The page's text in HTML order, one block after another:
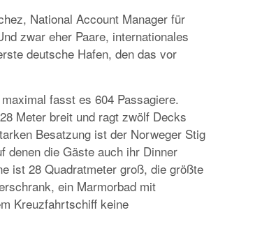
National Account Manager für
zwar eher Paare, internationales
deutsche Hafen, den das vor
fasst es 604 Passagiere.
Meter breit und ragt zwölf Decks
Besatzung ist der Norweger Stig
denen die Gäste auch ihr Dinner
ist 28 Quadratmeter groß, die größte
ein Marmorbad mit
Kreuzfahrtschiff keine
RATGEBER
MIETWAGEN BUCHEN: TIPPS & TRICKS FÜR
PREISVORTEILE